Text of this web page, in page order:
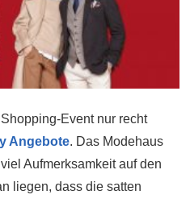
Event nur recht
Angebote. Das Modehaus
Aufmerksamkeit auf den
liegen, dass die satten